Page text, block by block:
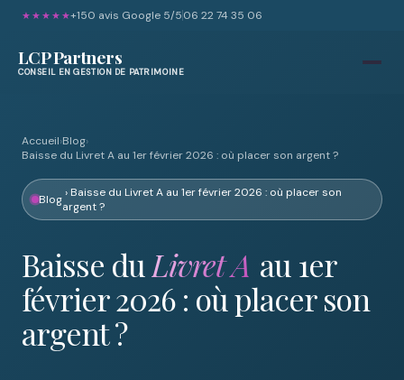
★★★★★+150 avis Google 5/506 22 74 35 06
LCP Partners
CONSEIL EN GESTION DE PATRIMOINE
Accueil›Blog›
Baisse du Livret A au 1er février 2026 : où placer son argent ?
Blog › Baisse du Livret A au 1er février 2026 : où placer son
argent ?
Baisse duLivret A au 1er
février 2026 : où placer son
argent ?